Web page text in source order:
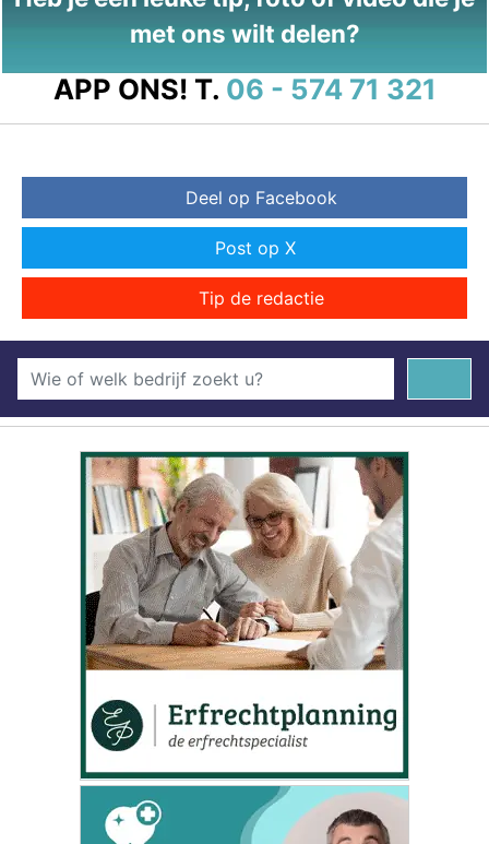
met ons wilt delen?
APP ONS! T. 06 - 574 71 321
Deel op Facebook
Post op X
Tip de redactie